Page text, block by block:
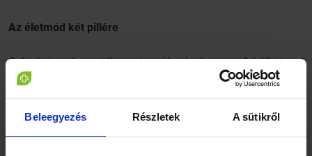
Beleegyezés Részletek A sütikről
Az életmód két pillére
Cukorbetegség esetében a kezelés alapja a megfelelő étrend
és a rendszeres, személyre szabott mozgás. A sport és a
táplálkozás célja kiegyensúlyozni, ideális szinten tartani a
szervezet működésén, de az edzéssel a vércukorszint kóros